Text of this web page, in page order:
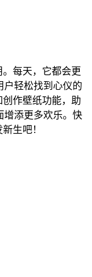
。每天，它都会更
户轻松找到心仪的
创作壁纸功能，助
增添更多欢乐。快
生吧！